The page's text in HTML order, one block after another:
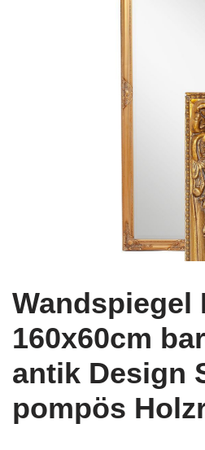
Wandspiegel
160x60cm
antik Design
pompös